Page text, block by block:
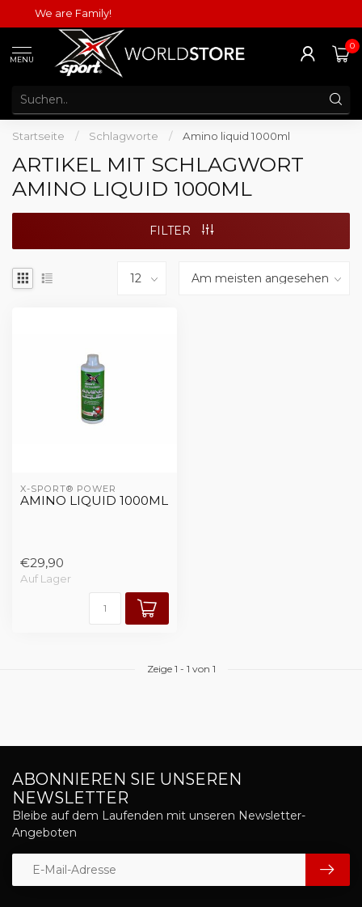
We are Family!
MENU
0
Startseite / Schlagworte / Amino liquid 1000ml
ARTIKEL MIT SCHLAGWORT
AMINO LIQUID 1000ML
FILTER
X-SPORT® POWER
AMINO LIQUID 1000ML
€29,90
Auf Lager
Zeige 1 - 1 von 1
ABONNIEREN SIE UNSEREN
NEWSLETTER
Bleibe auf dem Laufenden mit unseren Newsletter-
Angeboten